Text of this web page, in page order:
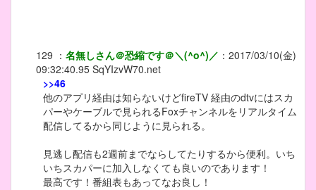
129 ： 名無しさん＠恐縮です＠＼(^o^)／ ： 2017/03/10(金)
09:32:40.95 SqYIzvW70.net
>>46
他のアプリ経由は知らないけどfireTV 経由のdtvにはスカ
パーやケーブルで見られるFoxチャンネルをリアルタイム
配信してるから同じように見られる。
見逃し配信も2週前までならしてたりするから便利。いち
いちスカパーに加入しなくても良いのであります！
最高です！番組表もあってなお良し！